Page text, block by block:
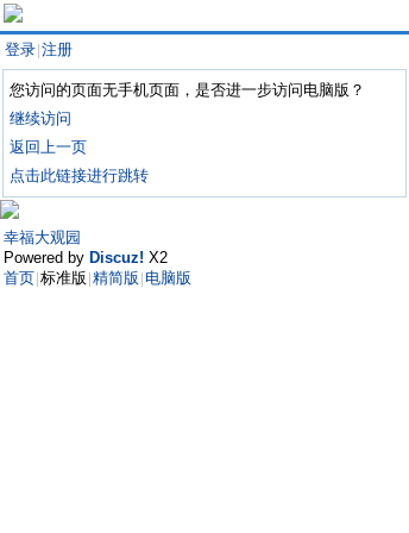
登录 注册
您访问的页面无手机页面，是否进一步访问电脑版？
继续访问
返回上一页
点击此链接进行跳转
幸福大观园
Powered by Discuz! X2
首页 标准版 精简版 电脑版